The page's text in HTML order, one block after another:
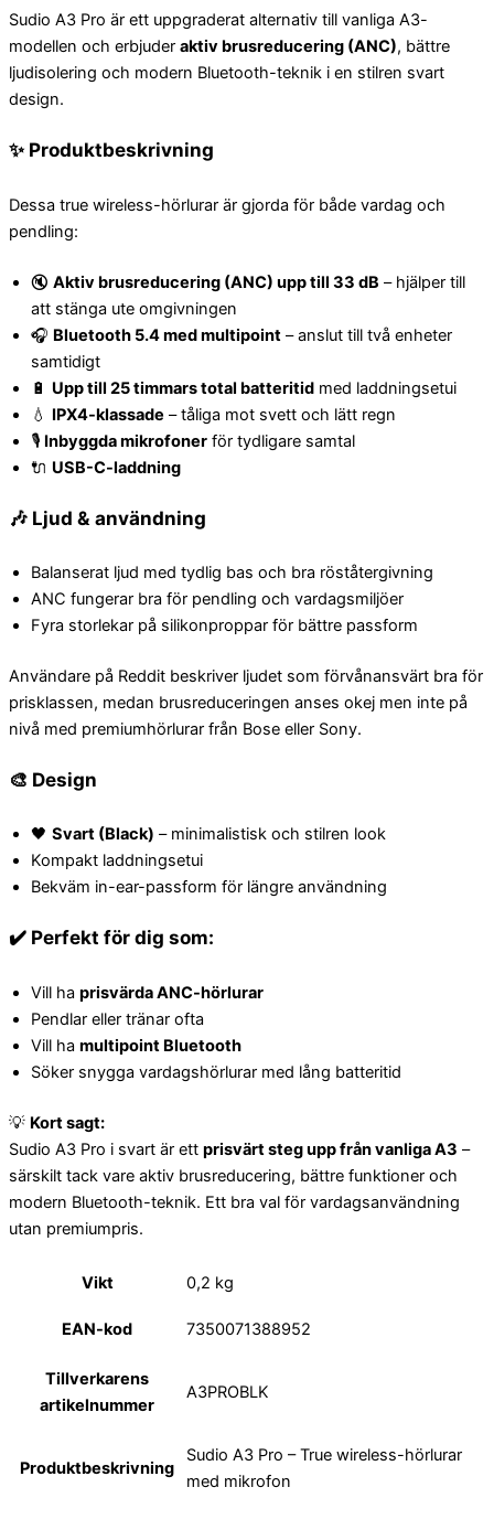
Sudio A3 Pro är ett uppgraderat alternativ till vanliga A3-
modellen och erbjuder aktiv brusreducering (ANC), bättre
ljudisolering och modern Bluetooth-teknik i en stilren svart
design.
✨Produktbeskrivning
Dessa true wireless-hörlurar är gjorda för både vardag och
pendling:
🔇 Aktiv brusreducering (ANC) upp till 33 dB – hjälper till
att stänga ute omgivningen
🎧 Bluetooth 5.4 med multipoint – anslut till två enheter
samtidigt
🔋 Upp till 25 timmars total batteritid med laddningsetui
💧 IPX4-klassade – tåliga mot svett och lätt regn
🎙️ Inbyggda mikrofoner för tydligare samtal
🔌 USB-C-laddning
🎶 Ljud & användning
Balanserat ljud med tydlig bas och bra röståtergivning
ANC fungerar bra för pendling och vardagsmiljöer
Fyra storlekar på silikonproppar för bättre passform
Användare på Reddit beskriver ljudet som förvånansvärt bra för
prisklassen, medan brusreduceringen anses okej men inte på
nivå med premiumhörlurar från Bose eller Sony.
🎨 Design
🖤 Svart (Black) – minimalistisk och stilren look
Kompakt laddningsetui
Bekväm in-ear-passform för längre användning
✔️ Perfekt för dig som:
Vill ha prisvärda ANC-hörlurar
Pendlar eller tränar ofta
Vill ha multipoint Bluetooth
Söker snygga vardagshörlurar med lång batteritid
💡 Kort sagt:
Sudio A3 Pro i svart är ett prisvärt steg upp från vanliga A3 –
särskilt tack vare aktiv brusreducering, bättre funktioner och
modern Bluetooth-teknik. Ett bra val för vardagsanvändning
utan premiumpris.
Vikt 0,2 kg
EAN-kod 7350071388952
Tillverkarens
artikelnummer
A3PROBLK
Produktbeskrivning
Sudio A3 Pro – True wireless-hörlurar
med mikrofon